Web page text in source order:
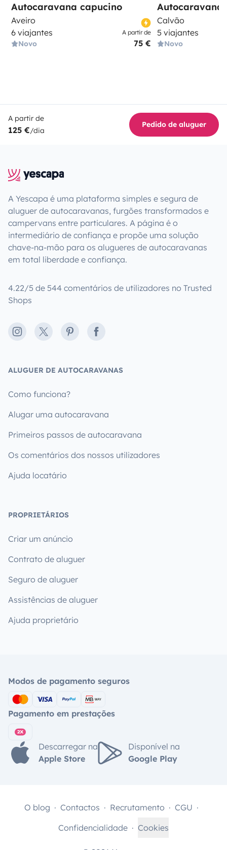
Autocaravana capucino
Aveiro
6 viajantes
Novo
A partir de
75 €
Calvão
5 viajantes
Novo
A partir de
125 €/dia
Pedido de aluguer
A Yescapa é uma plataforma simples e segura de
aluguer de autocaravanas, furgões transformados e
campervans entre particulares. A página é o
intermediário de confiança e propõe uma solução
chave-na-mão para os alugueres de autocaravanas
em total liberdade e confiança.
4.22/5 de 544 comentários de utilizadores no Trusted
Shops
Instagram
X PinterestFacebook
ALUGUER DE AUTOCARAVANAS
Como funciona?
Alugar uma autocaravana
Primeiros passos de autocaravana
Os comentários dos nossos utilizadores
Ajuda locatário
PROPRIETÁRIOS
Criar um anúncio
Contrato de aluguer
Seguro de aluguer
Assistências de aluguer
Ajuda proprietário
Modos de pagamento seguros
Pagamento em prestações
Descarregar na
Apple Store
Disponível na
Google Play
O blog Contactos Recrutamento
CGU
Confidencialidade
Cookies